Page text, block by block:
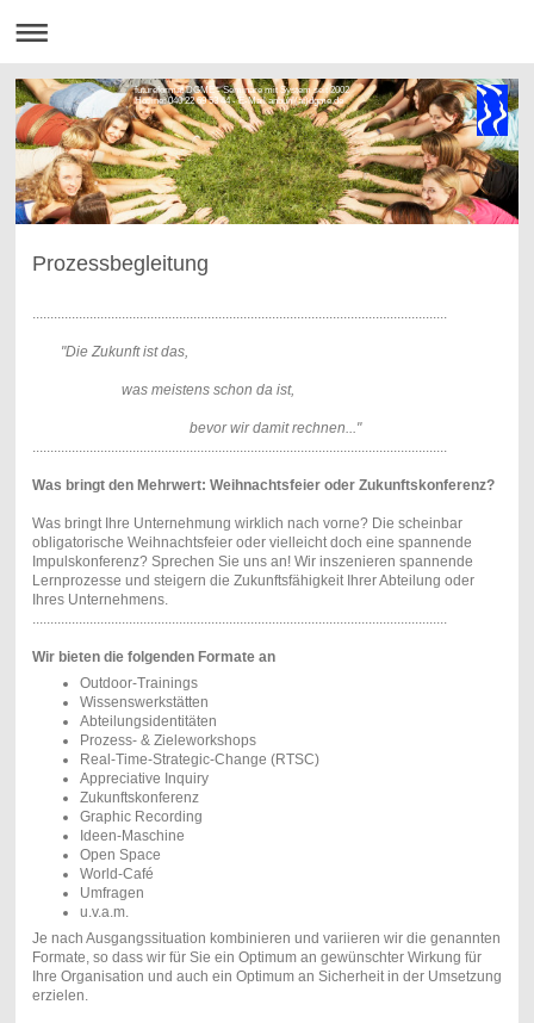
futureformat DGME - Seminare mit System seit 2002
Hotline: 040 22 69 53 44 - E-Mail anbuhl(at)dgme.de
Prozessbegleitung
....................................................................................................................
"Die Zukunft ist das,
was meistens schon da ist,
bevor wir damit rechnen..."
....................................................................................................................
Was bringt den Mehrwert: Weihnachtsfeier oder Zukunftskonferenz?
Was bringt Ihre Unternehmung wirklich nach vorne? Die scheinbar
obligatorische Weihnachtsfeier oder vielleicht doch eine spannende
Impulskonferenz? Sprechen Sie uns an! Wir inszenieren spannende
Lernprozesse und steigern die Zukunftsfähigkeit Ihrer Abteilung oder
Ihres Unternehmens.
....................................................................................................................
Wir bieten die folgenden Formate an
Outdoor-Trainings
Wissenswerkstätten
Abteilungsidentitäten
Prozess- & Zieleworkshops
Real-Time-Strategic-Change (RTSC)
Appreciative Inquiry
Zukunftskonferenz
Graphic Recording
Ideen-Maschine
Open Space
World-Café
Umfragen
u.v.a.m.
Je nach Ausgangssituation kombinieren und variieren wir die genannten
Formate, so dass wir für Sie ein Optimum an gewünschter Wirkung für
Ihre Organisation und auch ein Optimum an Sicherheit in der Umsetzung
erzielen.